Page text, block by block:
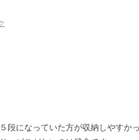
になっていた方が収納しやすかっ